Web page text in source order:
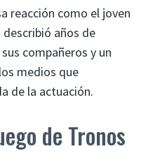
reacción como el joven
describió años de
compañeros y un
medios que
de la actuación.
de Tronos